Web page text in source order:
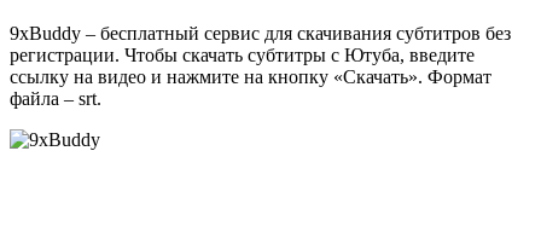
9xBuddy – бесплатный сервис для скачивания субтитров без
регистрации. Чтобы скачать субтитры с Ютуба, введите
ссылку на видео и нажмите на кнопку «Скачать». Формат
файла – srt.